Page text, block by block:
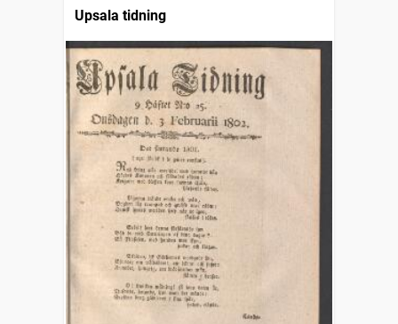
Upsala tidning